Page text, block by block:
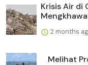
Krisis Air di
2 months
Melihat